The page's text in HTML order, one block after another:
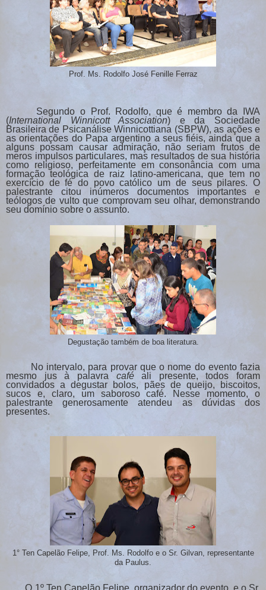
Prof. Ms. Rodolfo José Fenille Ferraz
Segundo o Prof. Rodolfo, que é membro da IWA
(International Winnicott Association) e da Sociedade
Brasileira de Psicanálise Winnicottiana (SBPW), as ações e
as orientações do Papa argentino a seus fiéis, ainda que a
alguns possam causar admiração, não seriam frutos de
meros impulsos particulares, mas resultados de sua história
como religioso, perfeitamente em consonância com uma
formação teológica de raiz latino-americana, que tem no
exercício de fé do povo católico um de seus pilares. O
palestrante citou inúmeros documentos importantes e
teólogos de vulto que comprovam seu olhar, demonstrando
seu domínio sobre o assunto.
Degustação também de boa literatura.
No intervalo, para provar que o nome do evento fazia
mesmo jus à palavra caféali presente, todos foram
convidados a degustar bolos, pães de queijo, biscoitos,
sucos e, claro, um saboroso café. Nesse momento, o
palestrante generosamente atendeu as dúvidas dos
presentes.
1° Ten Capelão Felipe, Prof. Ms. Rodolfo e o Sr. Gilvan, representante
da Paulus.